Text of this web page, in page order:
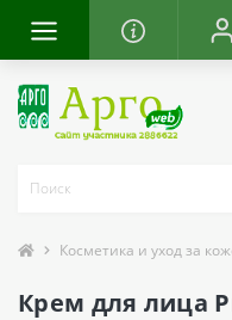
Косметика и уход за
Крем для лица